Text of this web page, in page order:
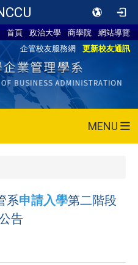
首頁 政治大學 商學院
網站導覽
企管校友服務網
更新校友通訊
MENU
系申請入學第二階段
告